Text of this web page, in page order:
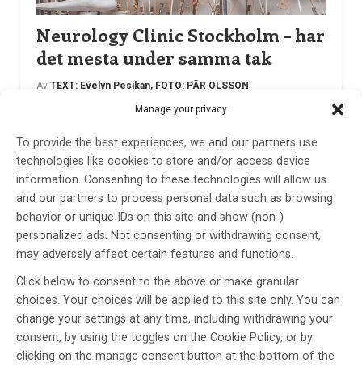
Manage your privacy
To provide the best experiences, we and our partners use
technologies like cookies to store and/or access device
information. Consenting to these technologies will allow us
and our partners to process personal data such as browsing
behavior or unique IDs on this site and show (non-)
personalized ads. Not consenting or withdrawing consent,
may adversely affect certain features and functions.
Click below to consent to the above or make granular
choices. Your choices will be applied to this site only. You can
change your settings at any time, including withdrawing your
consent, by using the toggles on the Cookie Policy, or by
clicking on the manage consent button at the bottom of the
Neurology Clinic Stockholm – har
det mesta under samma tak
Av TEXT: Evelyn Pesikan, FOTO: PÄR OLSSON
Etiketter:Evelyn Pesikan,Foto: Pär Olsson ,NEUROLOGY
CLINIC STOCKHOLM, Tor Ansved
17 år efter starten på Läkarhuset Odenplan med bara
två läkare är neurologen Tor Ansved i dag
verksamhetschef på Neurology Clinic Stockholm med
36 medarbetare och drygt 20.000 fysiska patientbesök
per år. Kliniken har inte bara vuxit utan även utvecklat
ett ovanligt och fruktbart samarbete med
fysioterapeuter och ortopedingenjörer som finns i
samma byggnader vid Sophiahemmet. Att ha allt
samlat fysiskt och att arbeta teambaserat är till stort
gagn för både patienter och personal.